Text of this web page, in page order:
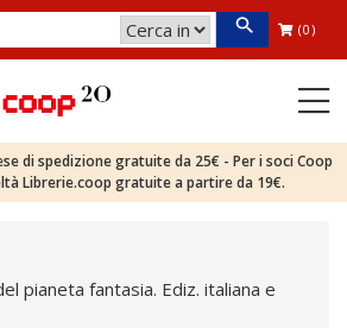
(0)
di spedizione gratuite da 25€ - Per i soci Coop
Librerie.coop gratuite a partire da 19€.
pianeta fantasia. Ediz. italiana e